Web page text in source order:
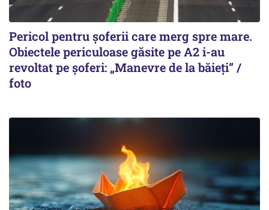
Pericol pentru șoferii care merg spre mare.
Obiectele periculoase găsite pe A2 i-au
revoltat pe șoferi: „Manevre de la băieți” /
foto